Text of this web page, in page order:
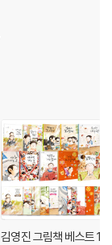
김영진 그림책 베스트 1